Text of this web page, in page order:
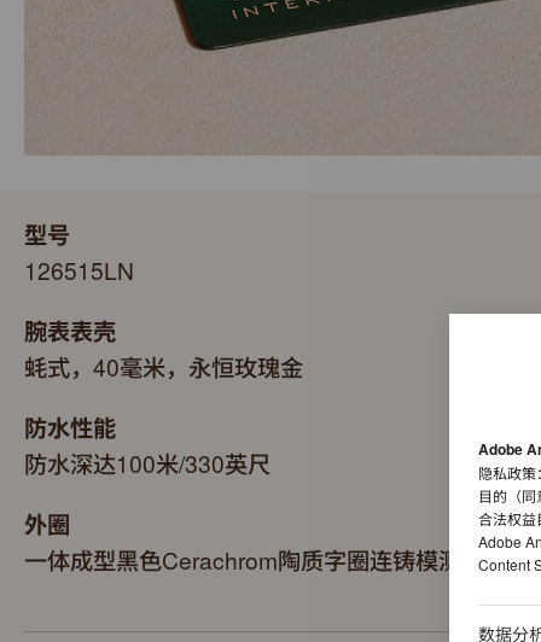
型号
126515LN
腕表表壳
蚝式，40毫米，永恒玫瑰金
防水性能
防水深达100米/330英尺
外圈
一体成型黑色Cerachrom陶质字圈连铸模测速计
Adobe
隐私政策
目的（同
合法权益
Adobe
Content
数据分